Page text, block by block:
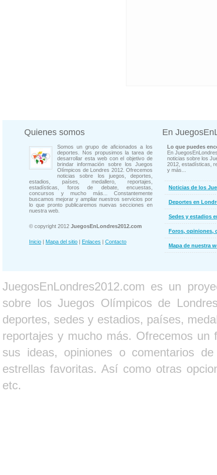
Quienes somos
Somos un grupo de aficionados a los
deportes. Nos propusimos la tarea de
desarrollar esta web con el objetivo de
brindar información sobre los Juegos
Olímpicos de Londres 2012. Ofrecemos
noticias sobre los juegos, deportes,
estadios, países, medallero, reportajes,
estadísticas, foros de debate, encuestas,
concursos y mucho más... Constantemente
buscamos mejorar y ampliar nuestros servicios por
lo que pronto publicaremos nuevas secciones en
nuestra web.
© copyright 2012 JuegosEnLondres2012.com
Inicio | Mapa del sitio | Enlaces | Contacto
En
Lo que puedes
En
noticias sobre los
2012, estadísticas,
y más...
Noticias de los
Deportes en
Sedes y estadios
Foros, opiniones,
Mapa de nuestra
JuegosEnLondres2012.com es un
sobre los Juegos Olímpicos de
deportes, sedes y estadios, países,
reportajes y mucho más. Ofrecemos un
sus ideas, opiniones o comentarios
estrellas favoritas. Así como otras
etc.